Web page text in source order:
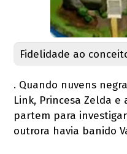
Fidelidade ao
. Quando nuvens
Link, Princesa Zelda e
partem para
outrora havia banido